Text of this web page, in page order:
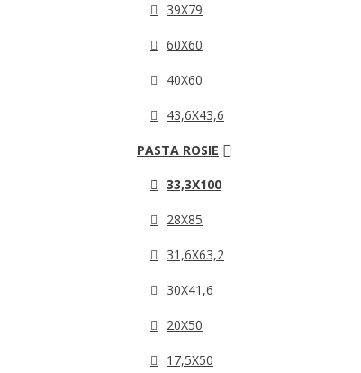
39X79
60X60
40X60
43,6X43,6
PASTA ROSIE
33,3X100
28X85
31,6X63,2
30X41,6
20X50
17,5X50